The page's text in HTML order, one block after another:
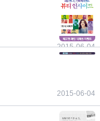
2015-06-04
2015-06-04